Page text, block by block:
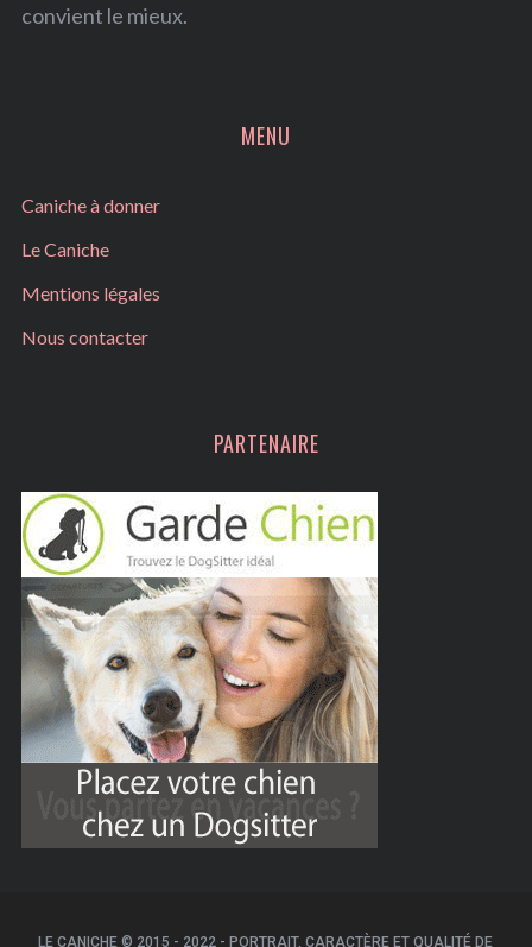
convient le mieux.
MENU
Caniche à donner
Le Caniche
Mentions légales
Nous contacter
PARTENAIRE
LE CANICHE © 2015 - 2022 - PORTRAIT, CARACTÈRE ET QUALITÉ DE